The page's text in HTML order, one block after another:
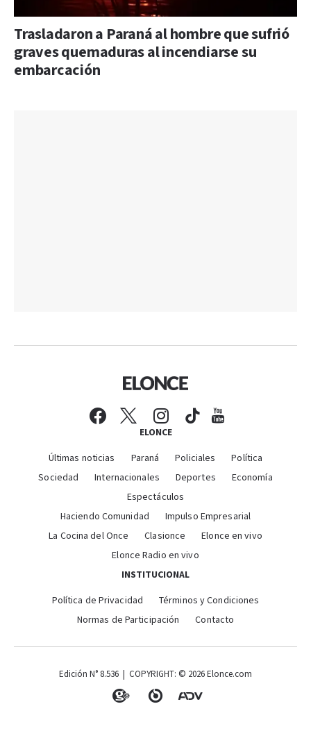
Trasladaron a Paraná al hombre que sufrió
graves quemaduras al incendiarse su
embarcación
ELONCE
Últimas noticias Paraná Policiales
Política
Sociedad
Internacionales Deportes
Economía
Espectáculos
Haciendo Comunidad
Impulso Empresarial
La Cocina del Once
Clasionce
Elonce en vivo
Elonce Radio en vivo
INSTITUCIONAL
Política de Privacidad
Términos y Condiciones
Normas de Participación
Contacto
Edición N° 8.536 | COPYRIGHT: © 2026 Elonce.com